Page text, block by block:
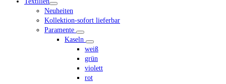
menu
Neuheiten
Kollektion-sofort lieferbar
Paramente
Kaseln
weiß
grün
violett
rot